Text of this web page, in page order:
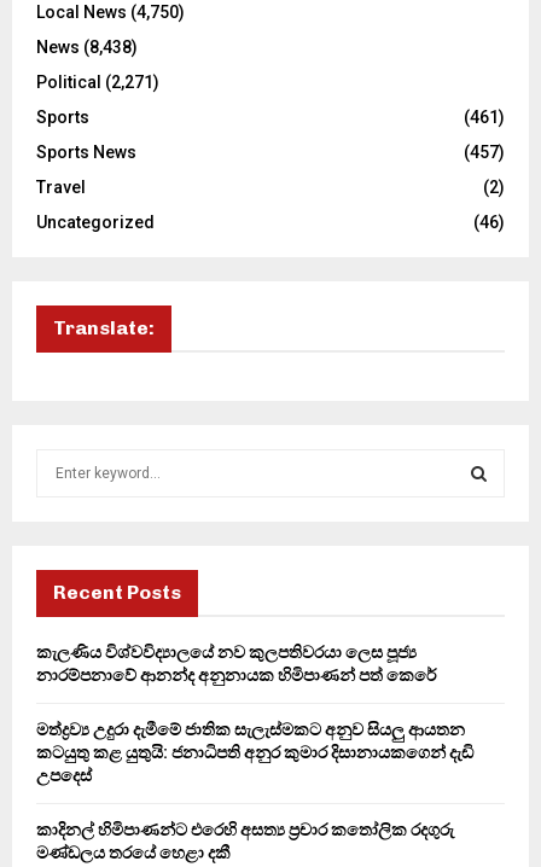
Local News (4,750)
News (8,438)
Political (2,271)
Sports
(461)
Sports News
(457)
Travel
(2)
Uncategorized
(46)
Translate:
f
r
H
Recent Posts
කැලණිය විශ්වවිද්‍යාලයේ නව කුලපතිවරයා ලෙස පූජ්‍ය
නාරම්පනාවේ ආනන්ද අනුනායක හිමිපාණන් පත් කෙරේ
මත්ද්‍රව්‍ය උදුරා දැමීමේ ජාතික සැලැස්මකට අනුව සියලු ආයතන
කටයුතු කළ යුතුයි: ජනාධිපති අනුර කුමාර දිසානායකගෙන් දැඩි
උපදෙස්
කාදිනල් හිමිපාණන්ට එරෙහි අසත්‍ය ප්‍රචාර කතෝලික රදගුරු
මණ්ඩලය තරයේ හෙළා දකී